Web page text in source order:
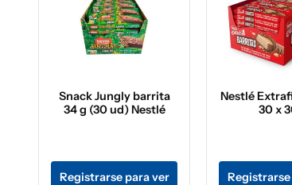
Snack Jungly barrita
34 g (30 ud) Nestlé
Registrarse para ver
Nestlé
30 x